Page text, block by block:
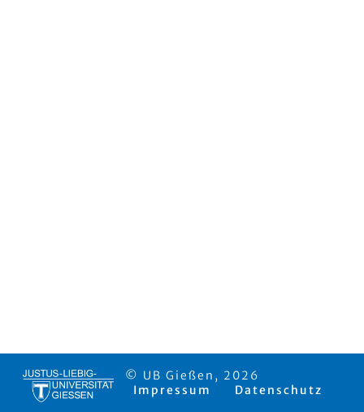
© UB Gießen, 2026
Impressum
Datenschutz